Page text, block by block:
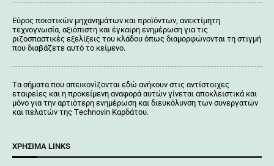
Εύρος ποιοτικών μηχανημάτων και προϊόντων, ανεκτίμητη
τεχνογνωσία, αξιόπιστη και έγκαιρη ενημέρωση για τις
ριζοσπαστικές εξελίξεις του κλάδου όπως διαμορφώνονται τη στιγμή
που διαβάζετε αυτό το κείμενο.
Tα σήματα που απεικονίζονται εδώ ανήκουν στις αντίστοιχες
εταιρείες και η προκείμενη αναφορά αυτών γίνεται αποκλειστικά και
μόνο για την αρτιότερη ενημέρωση και διευκόλυνση των συνεργατών
και πελατών της Τechnovin Kαρδάτου.
ΧΡΉΣΙΜΑ LINKS